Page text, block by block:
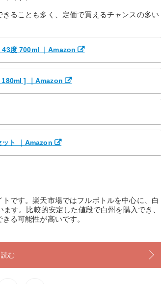
ることも多く、定価で買えるチャンスの多い
43度 700ml ｜Amazon
180ml ] ｜Amazon
ット ｜Amazon
です。楽天市場ではフルボトルを中心に、白
す。比較的安定した値段で白州を購入でき、
る可能性が高いです。
む